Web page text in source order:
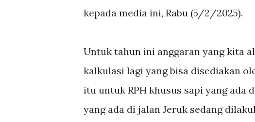
kepada media ini, Rabu (5/2/2025).
Untuk tahun ini anggaran yang kita
kalkulasi lagi yang bisa disediakan
itu untuk RPH khusus sapi yang ada
yang ada di jalan Jeruk sedang